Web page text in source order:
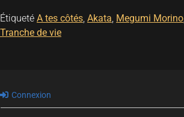
Étiqueté A tes côtés Akata Megumi Morino
Tranche de vie
Connexion